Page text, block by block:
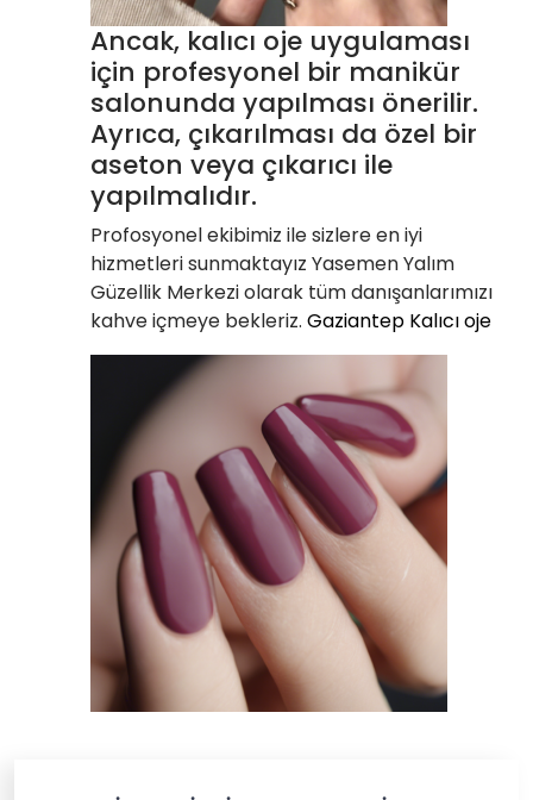
Ancak, kalıcı oje uygulaması
için profesyonel bir manikür
salonunda yapılması önerilir.
Ayrıca, çıkarılması da özel bir
aseton veya çıkarıcı ile
yapılmalıdır.
Profosyonel ekibimiz ile sizlere en iyi
hizmetleri sunmaktayız Yasemen Yalım
Güzellik Merkezi olarak tüm danışanlarımızı
kahve içmeye bekleriz. Gaziantep Kalıcı oje